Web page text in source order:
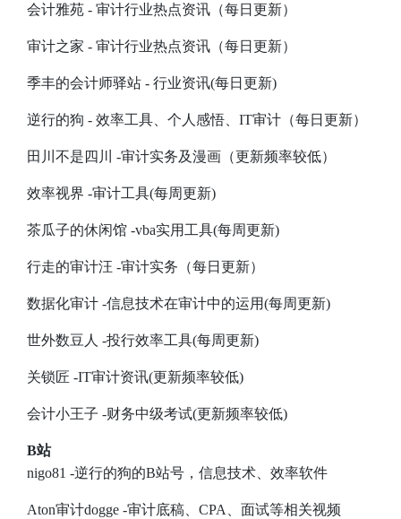
会计雅苑 - 审计行业热点资讯（每日更新）
审计之家 - 审计行业热点资讯（每日更新）
季丰的会计师驿站 - 行业资讯(每日更新)
逆行的狗 - 效率工具、个人感悟、IT审计（每日更新）
田川不是四川 -审计实务及漫画（更新频率较低）
效率视界 -审计工具(每周更新)
茶瓜子的休闲馆 -vba实用工具(每周更新)
行走的审计汪 -审计实务（每日更新）
数据化审计 -信息技术在审计中的运用(每周更新)
世外数豆人 -投行效率工具(每周更新)
关锁匠 -IT审计资讯(更新频率较低)
会计小王子 -财务中级考试(更新频率较低)
B站
nigo81 -逆行的狗的B站号，信息技术、效率软件
Aton审计dogge -审计底稿、CPA、面试等相关视频